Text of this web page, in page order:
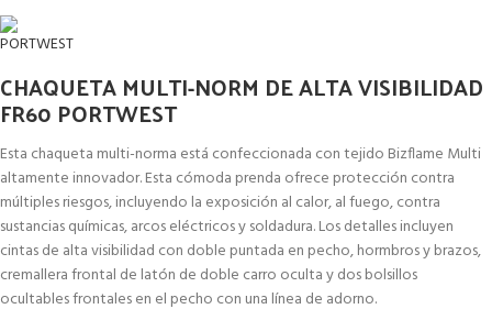
CHAQUETA MULTI-NORM DE ALTA VISIBILIDAD
FR60 PORTWEST
Esta chaqueta multi-norma está confeccionada con tejido Bizflame Multi
altamente innovador. Esta cómoda prenda ofrece protección contra
múltiples riesgos, incluyendo la exposición al calor, al fuego, contra
sustancias químicas, arcos eléctricos y soldadura. Los detalles incluyen
cintas de alta visibilidad con doble puntada en pecho, hormbros y brazos,
cremallera frontal de latón de doble carro oculta y dos bolsillos
ocultables frontales en el pecho con una línea de adorno.